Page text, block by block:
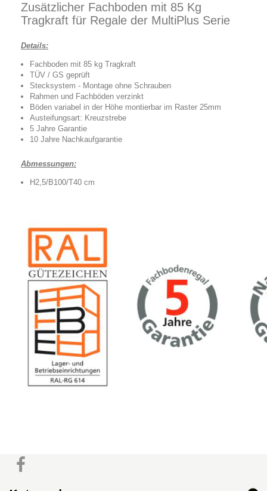
Zusätzlicher Fachboden mit 85 Kg
Tragkraft für Regale der MultiPlus Serie
Details:
Fachboden mit 85 kg Tragkraft
TÜV / GS geprüft
Stecksystem - Montage ohne Schrauben
Rahmen und Fachböden verzinkt
Böden variabel in der Höhe montierbar im Raster 25mm
Austeifungsart: Kreuzstrebe
5 Jahre Garantie
10 Jahre Nachkaufgarantie
Abmessungen:
H2,5/B100/T40 cm